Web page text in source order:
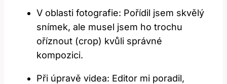
V oblasti fotografie: Pořídil jsem skvělý
snímek, ale musel jsem ho trochu
oříznout (crop) kvůli správné
kompozici.
Při úpravě videa: Editor mi poradil,